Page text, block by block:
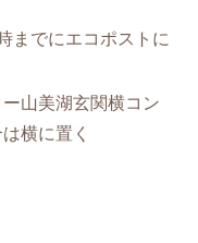
までにエコポストに
山美湖玄関横コン
横に置く